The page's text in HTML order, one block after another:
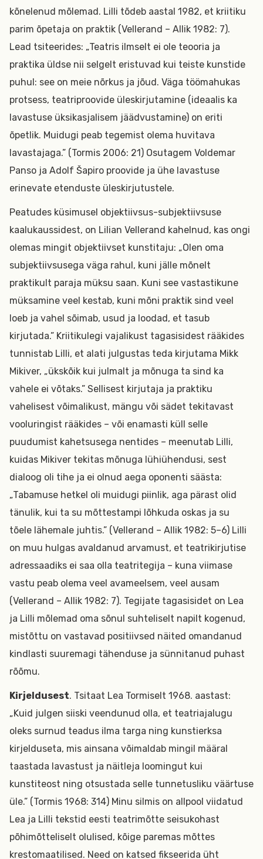
kõnelenud mõlemad. Lilli tõdeb aastal 1982, et kriitiku
parim õpetaja on praktik (Vellerand – Allik 1982: 7).
Lead tsiteerides: „Teatris ilmselt ei ole teooria ja
praktika üldse nii selgelt eristuvad kui teiste kunstide
puhul: see on meie nõrkus ja jõud. Väga töömahukas
protsess, teatriproovide üleskirjutamine (ideaalis ka
lavastuse üksikasjalisem jäädvustamine) on eriti
õpetlik. Muidugi peab tegemist olema huvitava
lavastajaga.” (Tormis 2006: 21) Osutagem Voldemar
Panso ja Adolf Šapiro proovide ja ühe lavastuse
erinevate etenduste üleskirjutustele.
Peatudes küsimusel objektiivsus-subjektiivsuse
kaalukaussidest, on Lilian Vellerand kahelnud, kas ongi
olemas mingit objektiivset kunstitaju: „Olen oma
subjektiivsusega väga rahul, kuni jälle mõnelt
praktikult paraja müksu saan. Kuni see vastastikune
müksamine veel kestab, kuni mõni praktik sind veel
loeb ja vahel sõimab, usud ja loodad, et tasub
kirjutada.” Kriitikulegi vajalikust tagasisidest rääkides
tunnistab Lilli, et alati julgustas teda kirjutama Mikk
Mikiver, „ükskõik kui julmalt ja mõnuga ta sind ka
vahele ei võtaks.” Sellisest kirjutaja ja praktiku
vahelisest võimalikust, mängu või sädet tekitavast
vooluringist rääkides – või enamasti küll selle
puudumist kahetsusega nentides – meenutab Lilli,
kuidas Mikiver tekitas mõnuga lühiühendusi, sest
dialoog oli tihe ja ei olnud aega oponenti säästa:
„Tabamuse hetkel oli muidugi piinlik, aga pärast olid
tänulik, kui ta su mõttestampi lõhkuda oskas ja su
tõele lähemale juhtis.” (Vellerand – Allik 1982: 5–6) Lilli
on muu hulgas avaldanud arvamust, et teatrikirjutise
adressaadiks ei saa olla teatritegija – kuna viimase
vastu peab olema veel avameelsem, veel ausam
(Vellerand – Allik 1982: 7). Tegijate tagasisidet on Lea
ja Lilli mõlemad oma sõnul suhteliselt napilt kogenud,
mistõttu on vastavad positiivsed näited omandanud
kindlasti suuremagi tähenduse ja sünnitanud puhast
rõõmu.
Kirjeldusest. Tsitaat Lea Tormiselt 1968. aastast:
„Kuid julgen siiski veendunud olla, et teatriajalugu
oleks surnud teadus ilma targa ning kunstierksa
kirjelduseta, mis ainsana võimaldab mingil määral
taastada lavastust ja näitleja loomingut kui
kunstiteost ning otsustada selle tunnetusliku väärtuse
üle.” (Tormis 1968: 314) Minu silmis on allpool viidatud
Lea ja Lilli tekstid eesti teatrimõtte seisukohast
põhimõtteliselt olulised, kõige paremas mõttes
krestomaatilised. Need on katsed fikseerida üht